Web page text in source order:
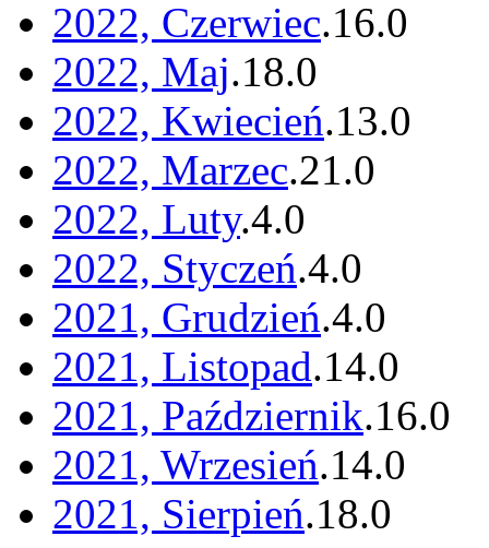
2022, Czerwiec.16.0
2022, Maj.18.0
2022, Kwiecień.13.0
2022, Marzec.21.0
2022, Luty.4.0
2022, Styczeń.4.0
2021, Grudzień.4.0
2021, Listopad.14.0
2021, Październik.16.0
2021, Wrzesień.14.0
2021, Sierpień.18.0